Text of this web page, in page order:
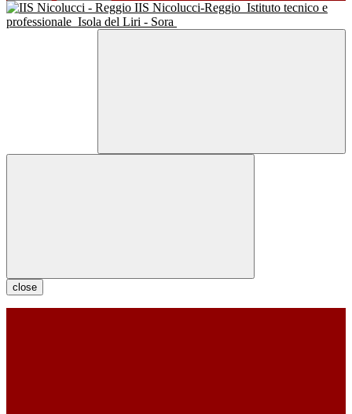
IIS Nicolucci-Reggio Istituto tecnico e
professionale Isola del Liri - Sora
close